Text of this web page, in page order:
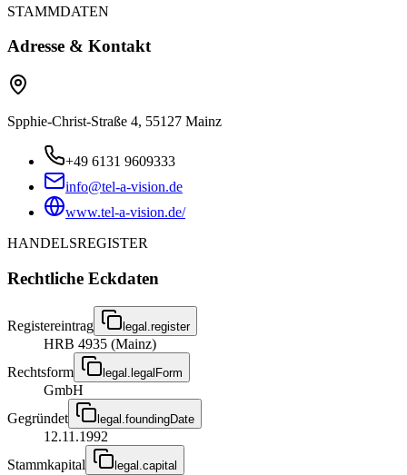
STAMMDATEN
Adresse & Kontakt
Spphie-Christ-Straße 4, 55127 Mainz
+49 6131 9609333
info@tel-a-vision.de
www.tel-a-vision.de/
HANDELSREGISTER
Rechtliche Eckdaten
Registereintrag legal.register
HRB 4935 (Mainz)
Rechtsform
legal.legalForm
GmbH
Gegründet
legal.foundingDate
12.11.1992
Stammkapital
legal.capital